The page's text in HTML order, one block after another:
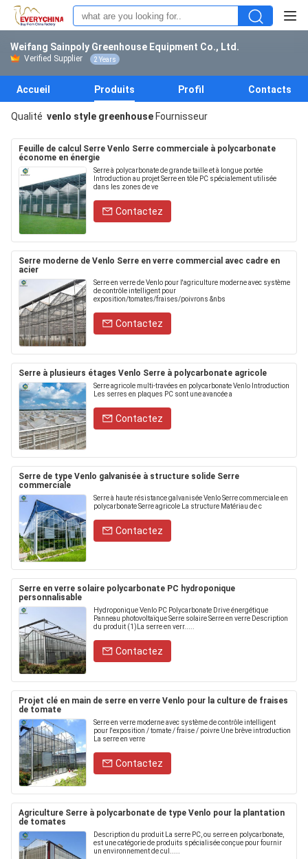
Weifang Sainpoly Greenhouse Equipment Co., Ltd.
Verified Supplier 2 Years
Accueil Produits Profil Contacts
Qualité venlo style greenhouse Fournisseur
Feuille de calcul Serre Venlo Serre commerciale à polycarbonate
économe en énergie
Serre à polycarbonate de grande taille et à longue portée
Introduction au projet Serre en tôle PC spécialement utilisée
dans les zones de ve
Contactez
Serre moderne de Venlo Serre en verre commercial avec cadre en
acier
Serre en verre de Venlo pour l'agriculture moderne avec système
de contrôle intelligent pour
exposition/tomates/fraises/poivrons &nbs
Contactez
Serre à plusieurs étages Venlo Serre à polycarbonate agricole
Serre agricole multi-travées en polycarbonate Venlo Introduction
Les serres en plaques PC sont une avancée a
Contactez
Serre de type Venlo galvanisée à structure solide Serre
commerciale
Serre à haute résistance galvanisée Venlo Serre commerciale en
polycarbonate Serre agricole La structure Matériau de c
Contactez
Serre en verre solaire polycarbonate PC hydroponique
personnalisable
Hydroponique Venlo PC Polycarbonate Drive énergétique
Panneau photovoltaïque Serre solaire Serre en verre Description
du produit (1)La serre en verr.....
Contactez
Projet clé en main de serre en verre Venlo pour la culture de fraises
de tomate
Serre en verre moderne avec système de contrôle intelligent
pour l'exposition / tomate / fraise / poivre Une brève introduction
La serre en verre
Contactez
Agriculture Serre à polycarbonate de type Venlo pour la plantation
de tomates
Description du produit La serre PC, ou serre en polycarbonate,
est une catégorie de produits spécialisée conçue pour fournir
un environnement de cul.....